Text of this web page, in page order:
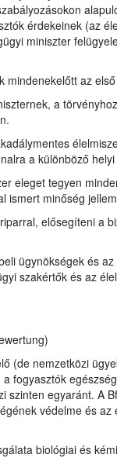
érdekeinek (az
miniszter
mindenekelőtt az
a
a különböző
eleget tegyen
ismert minőség
elősegíteni a
ügynökségek és
szakértők és az
(de nemzetközi
fogyasztók
szinten egyaránt. A
védelme és
biológiai és